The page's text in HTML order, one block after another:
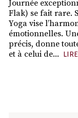
Journée
Flak) se fait rare.
Yoga vise
émotionnelles.
précis, donne
et à celui de...